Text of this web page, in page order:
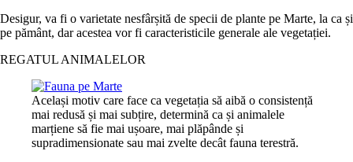
Desigur, va fi o varietate nesfârșită de specii de plante pe Marte, la ca și
pe pământ, dar acestea vor fi caracteristicile generale ale vegetației.
REGATUL ANIMALELOR
Același motiv care face ca vegetația să aibă o consistență
mai redusă și mai subțire, determină ca și animalele
marțiene să fie mai ușoare, mai plăpânde și
supradimensionate sau mai zvelte decât fauna terestră.